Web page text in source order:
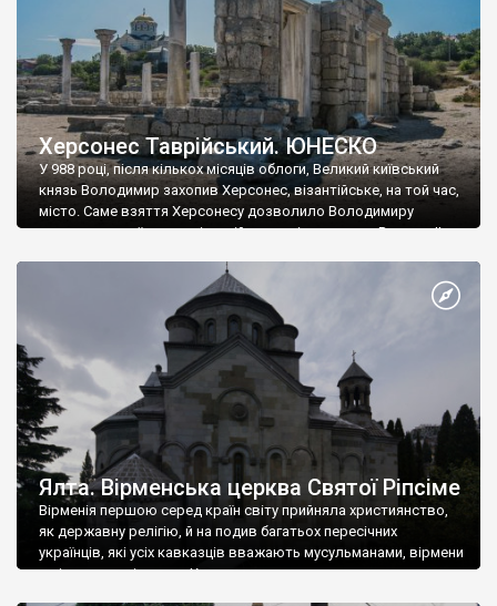
Херсонес Таврійський. ЮНЕСКО
У 988 році, після кількох місяців облоги, Великий київський
князь Володимир захопив Херсонес, візантійське, на той час,
місто. Саме взяття Херсонесу дозволило Володимиру
диктувати свої умови візантійському імператору Василю ІІ, та
Херсонесі Володимир-язичник, став Василем-християнином.
А потім було Хрещення Русі. На честь Херсонесу Таврійського
Ялта. Вірменська церква Святої Ріпсіме
Вірменія першою серед країн світу прийняла християнство,
як державну релігію, й на подив багатьох пересічних
українців, які усіх кавказців вважають мусульманами, вірмени
є відданими вірянами Христа